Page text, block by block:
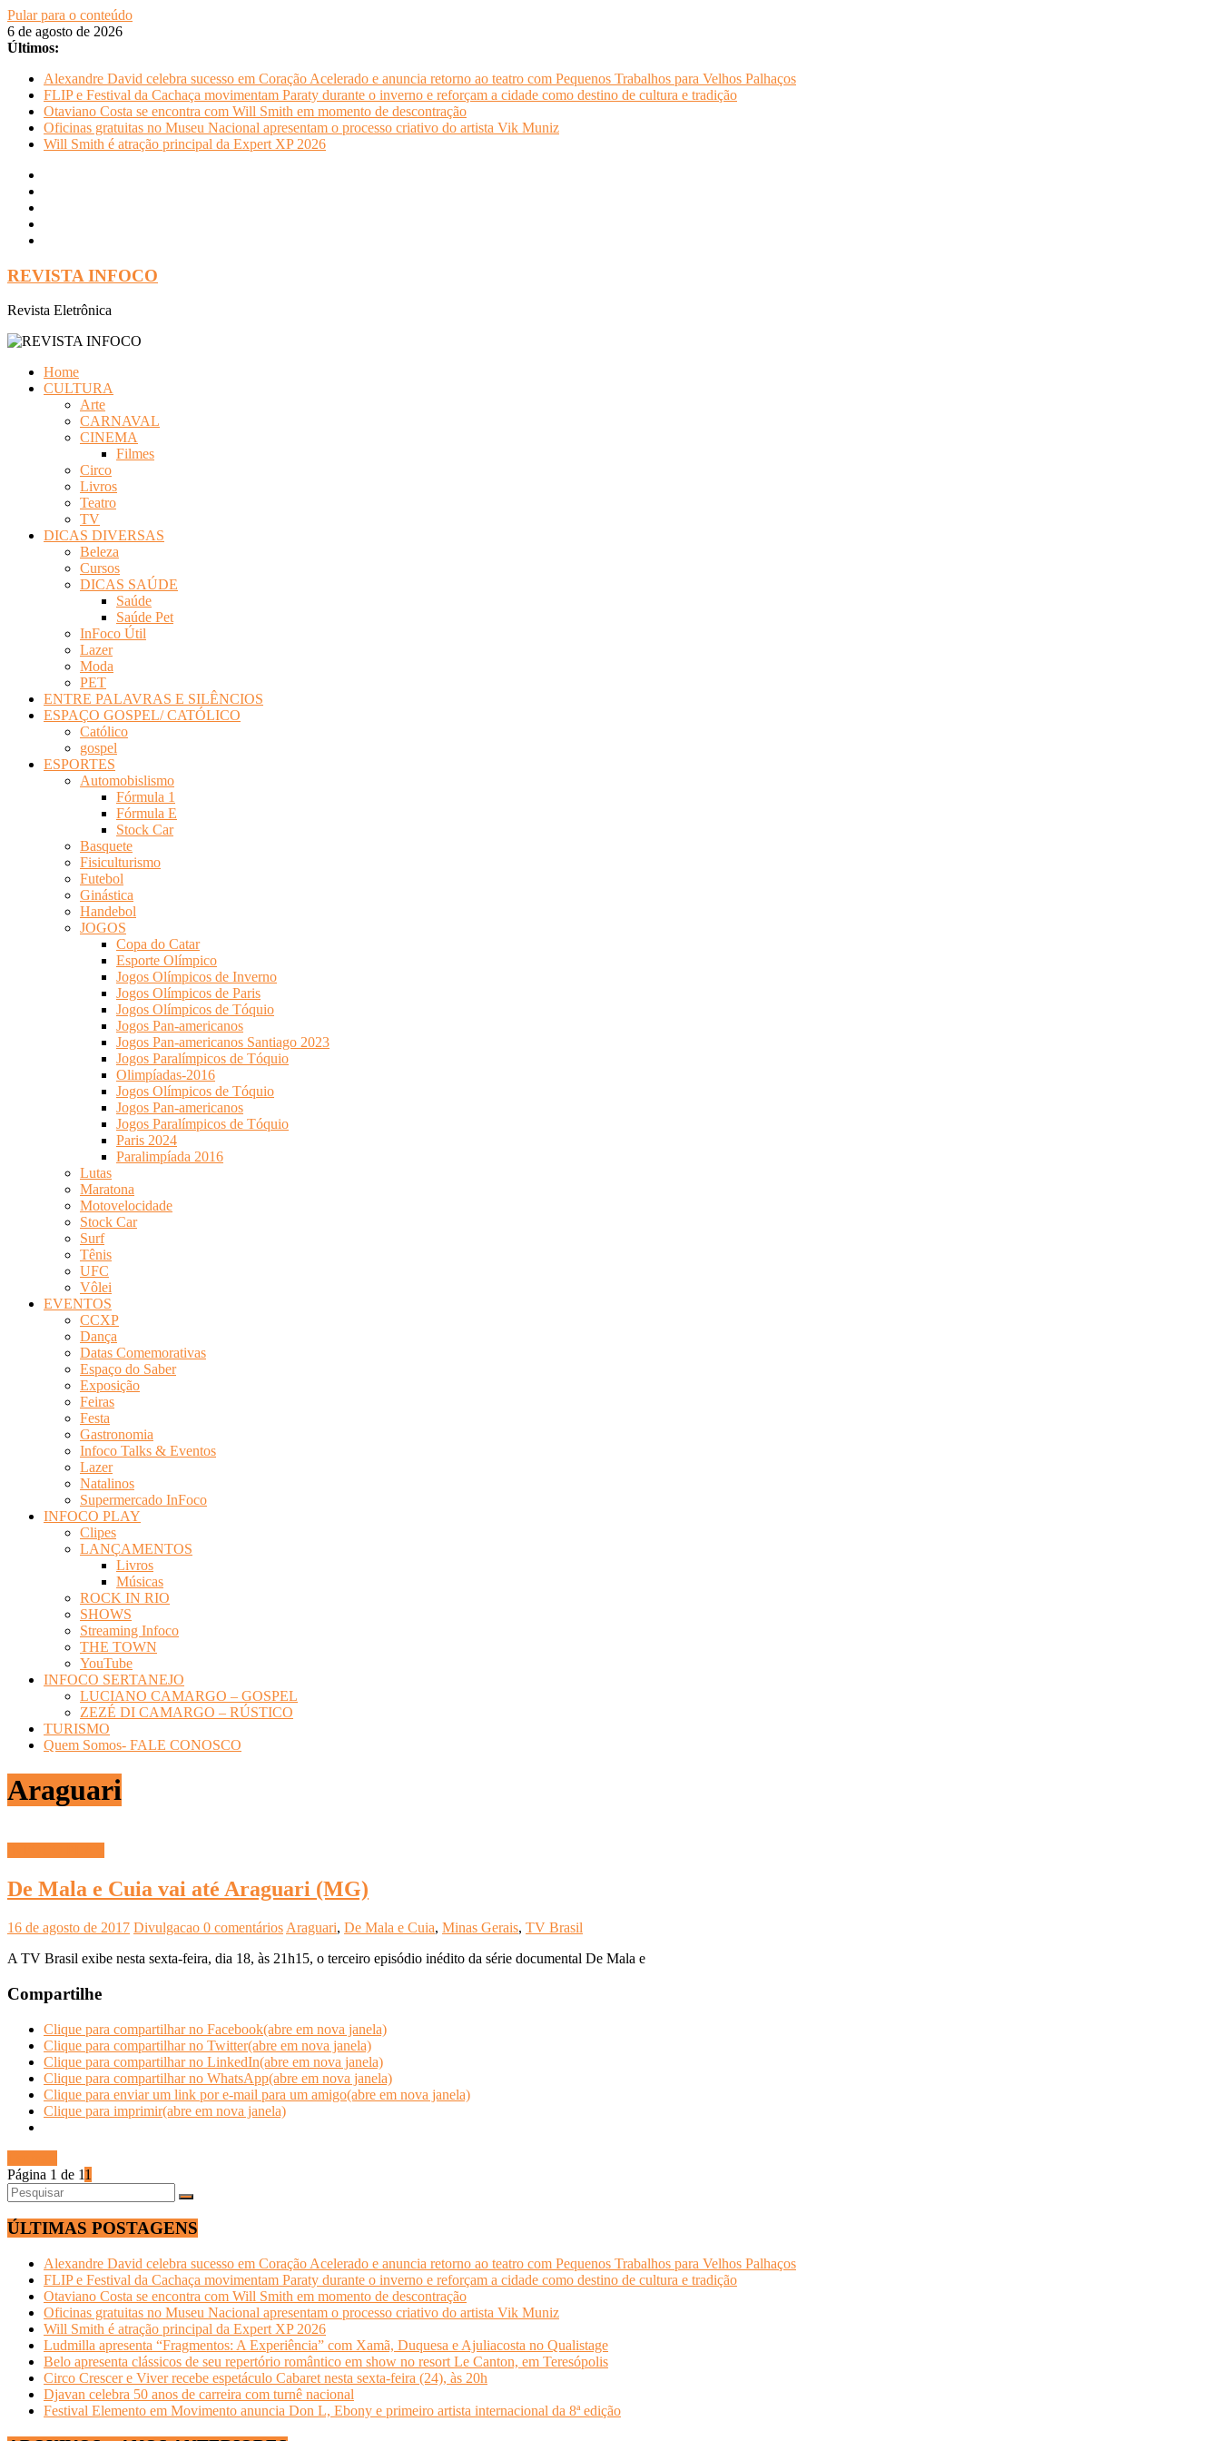
Pular para o conteúdo
6 de agosto de 2026
Últimos:
Alexandre David celebra sucesso em Coração Acelerado e anuncia retorno ao teatro com Pequenos Trabalhos para Velhos Palhaços
FLIP e Festival da Cachaça movimentam Paraty durante o inverno e reforçam a cidade como destino de cultura e tradição
Otaviano Costa se encontra com Will Smith em momento de descontração
Oficinas gratuitas no Museu Nacional apresentam o processo criativo do artista Vik Muniz
Will Smith é atração principal da Expert XP 2026
REVISTA INFOCO
Revista Eletrônica
Home
CULTURA
Arte
CARNAVAL
CINEMA
Filmes
Circo
Livros
Teatro
TV
DICAS DIVERSAS
Beleza
Cursos
DICAS SAÚDE
Saúde
Saúde Pet
InFoco Útil
Lazer
Moda
PET
ENTRE PALAVRAS E SILÊNCIOS
ESPAÇO GOSPEL/ CATÓLICO
Católico
gospel
ESPORTES
Automobislismo
Fórmula 1
Fórmula E
Stock Car
Basquete
Fisiculturismo
Futebol
Ginástica
Handebol
JOGOS
Copa do Catar
Esporte Olímpico
Jogos Olímpicos de Inverno
Jogos Olímpicos de Paris
Jogos Olímpicos de Tóquio
Jogos Pan-americanos
Jogos Pan-americanos Santiago 2023
Jogos Paralímpicos de Tóquio
Olimpíadas-2016
Jogos Olímpicos de Tóquio
Jogos Pan-americanos
Jogos Paralímpicos de Tóquio
Paris 2024
Paralimpíada 2016
Lutas
Maratona
Motovelocidade
Stock Car
Surf
Tênis
UFC
Vôlei
EVENTOS
CCXP
Dança
Datas Comemorativas
Espaço do Saber
Exposição
Feiras
Festa
Gastronomia
Infoco Talks & Eventos
Lazer
Natalinos
Supermercado InFoco
INFOCO PLAY
Clipes
LANÇAMENTOS
Livros
Músicas
ROCK IN RIO
SHOWS
Streaming Infoco
THE TOWN
YouTube
INFOCO SERTANEJO
LUCIANO CAMARGO – GOSPEL
ZEZÉ DI CAMARGO – RÚSTICO
TURISMO
Quem Somos- FALE CONOSCO
Araguari
De Mala e Cuia vai até Araguari (MG)
16 de agosto de 2017 Divulgacao 0 comentários Araguari, De Mala e Cuia, Minas Gerais, TV Brasil
A TV Brasil exibe nesta sexta-feira, dia 18, às 21h15, o terceiro episódio inédito da série documental De Mala e
Compartilhe
Clique para compartilhar no Facebook(abre em nova janela)
Clique para compartilhar no Twitter(abre em nova janela)
Clique para compartilhar no LinkedIn(abre em nova janela)
Clique para compartilhar no WhatsApp(abre em nova janela)
Clique para enviar um link por e-mail para um amigo(abre em nova janela)
Clique para imprimir(abre em nova janela)
Página 1 de 11
ÚLTIMAS POSTAGENS
Alexandre David celebra sucesso em Coração Acelerado e anuncia retorno ao teatro com Pequenos Trabalhos para Velhos Palhaços
FLIP e Festival da Cachaça movimentam Paraty durante o inverno e reforçam a cidade como destino de cultura e tradição
Otaviano Costa se encontra com Will Smith em momento de descontração
Oficinas gratuitas no Museu Nacional apresentam o processo criativo do artista Vik Muniz
Will Smith é atração principal da Expert XP 2026
Ludmilla apresenta “Fragmentos: A Experiência” com Xamã, Duquesa e Ajuliacosta no Qualistage
Belo apresenta clássicos de seu repertório romântico em show no resort Le Canton, em Teresópolis
Circo Crescer e Viver recebe espetáculo Cabaret nesta sexta-feira (24), às 20h
Djavan celebra 50 anos de carreira com turnê nacional
Festival Elemento em Movimento anuncia Don L, Ebony e primeiro artista internacional da 8ª edição